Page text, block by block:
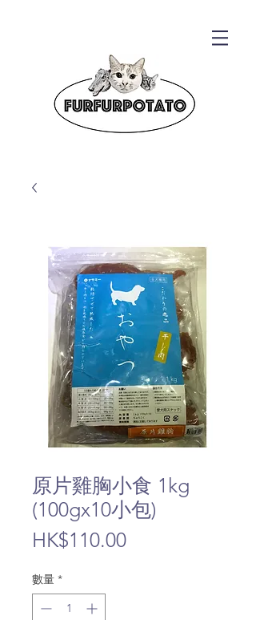
原片雞胸小食 1kg
(100gx10小包)
HK$110.00價
數量 *